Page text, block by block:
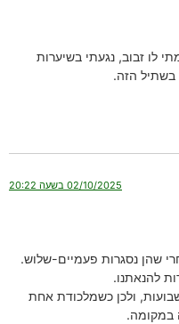
לו זבוב, נגעתי בשיערות
הזה.
02/10/2025 בשעה 20:22
שהן נסגרות פעמיים-שלוש.
להנאתנו.
ולכן כשמלכודת אחת
במקומה.